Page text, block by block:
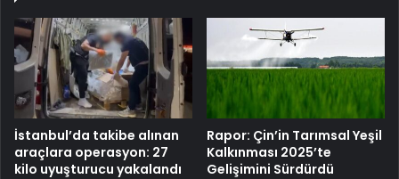
İstanbul’da takibe alınan
araçlara operasyon: 27
kilo uyuşturucu yakalandı
Rapor: Çin’in Tarımsal Yeşil
Kalkınması 2025’te
Gelişimini Sürdürdü